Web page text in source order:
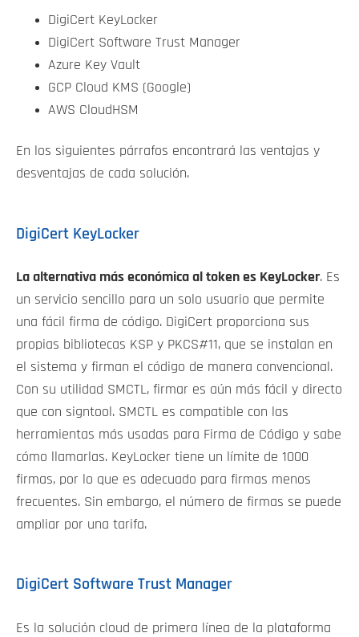
DigiCert KeyLocker
DigiCert Software Trust Manager
Azure Key Vault
GCP Cloud KMS (Google)
AWS CloudHSM
En los siguientes párrafos encontrará las ventajas y
desventajas de cada solución.
DigiCert KeyLocker
La alternativa más económica al token es KeyLocker. Es
un servicio sencillo para un solo usuario que permite
una fácil firma de código. DigiCert proporciona sus
propias bibliotecas KSP y PKCS#11, que se instalan en
el sistema y firman el código de manera convencional.
Con su utilidad SMCTL, firmar es aún más fácil y directo
que con signtool. SMCTL es compatible con las
herramientas más usadas para Firma de Código y sabe
cómo llamarlas. KeyLocker tiene un límite de 1000
firmas, por lo que es adecuado para firmas menos
frecuentes. Sin embargo, el número de firmas se puede
ampliar por una tarifa.
DigiCert Software Trust Manager
Es la solución cloud de primera línea de la plataforma